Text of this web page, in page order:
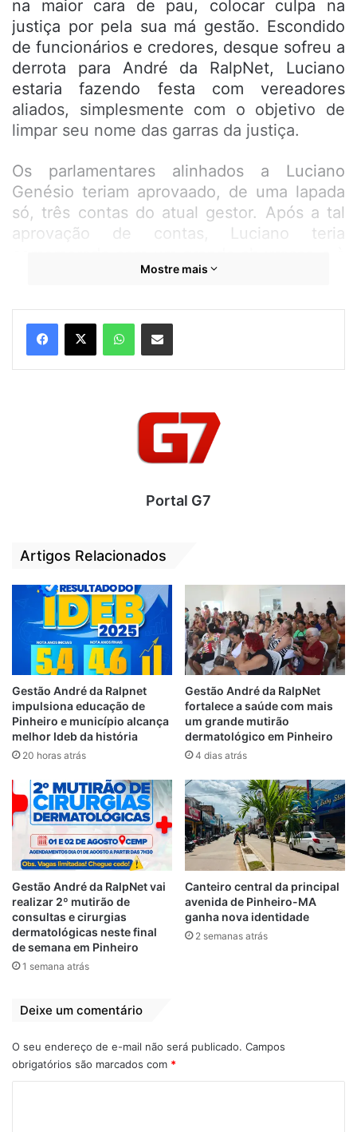
na maior cara de pau, colocar culpa na
justiça por pela sua má gestão. Escondido
de funcionários e credores, desque sofreu a
derrota para André da RalpNet, Luciano
estaria fazendo festa com vereadores
aliados, simplesmente com o objetivo de
limpar seu nome das garras da justiça.
Os parlamentares alinhados a Luciano
Genésio teriam aprovaado, de uma lapada
só, três contas do atual gestor. Após a tal
aprovação de contas, Luciano teria
base de foguetes. Durante as
vídeo dizendo que irá embora de Pinheiro,
jogando a culpa pelo caos e falta de
pagamento dos servidores, nas costas da
Em nota que circula nas redes sociais,
Luciano responsabiliza e culpa a justiça de
Pinheiro pelo não pagamento dos salários
causa da justiça que bloqueou o FPM em
contratados e os comissionados que há 4
meses não receberam seus salários”.Veja a
nota abaixo .
Mostre mais
Portal G7
Artigos Relacionados
Gestão André da Ralpnet
impulsiona educação de
Pinheiro e município alcança
melhor Ideb da história
20 horas atrás
Gestão André da RalpNet
fortalece a saúde com mais
um grande mutirão
dermatológico em Pinheiro
4 dias atrás
Gestão André da RalpNet vai
realizar 2º mutirão de
consultas e cirurgias
dermatológicas neste final
de semana em Pinheiro
1 semana atrás
Canteiro central da principal
avenida de Pinheiro-MA
ganha nova identidade
2 semanas atrás
Deixe um comentário
O seu endereço de e-mail não será publicado. Campos
obrigatórios são marcados com *